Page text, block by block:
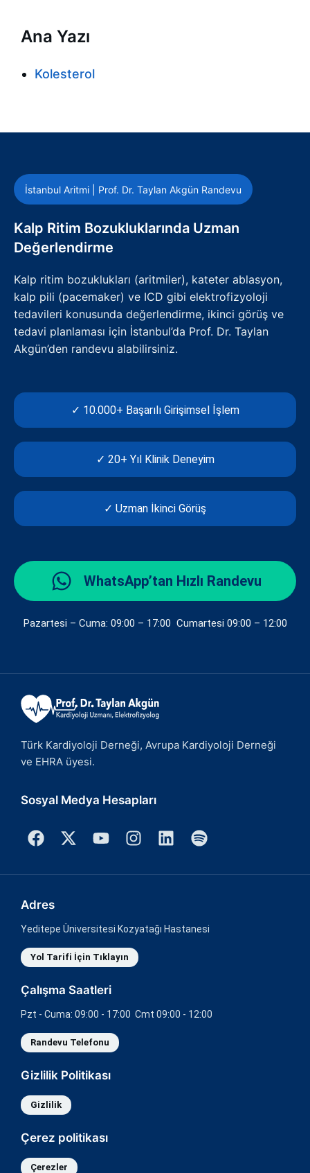
Ana Yazı
Kolesterol
İstanbul Aritmi | Prof. Dr. Taylan Akgün Randevu
Kalp Ritim Bozukluklarında Uzman
Değerlendirme
Kalp ritim bozuklukları (aritmiler), kateter ablasyon,
kalp pili (pacemaker) ve ICD gibi elektrofizyoloji
tedavileri konusunda değerlendirme, ikinci görüş ve
tedavi planlaması için İstanbul’da Prof. Dr. Taylan
Akgün’den randevu alabilirsiniz.
✓ 10.000+ Başarılı Girişimsel İşlem
✓ 20+ Yıl Klinik Deneyim
✓ Uzman İkinci Görüş
WhatsApp’tan Hızlı Randevu
Pazartesi – Cuma: 09:00 – 17:00 Cumartesi 09:00 – 12:00
Türk Kardiyoloji Derneği, Avrupa Kardiyoloji Derneği
ve EHRA üyesi.
Sosyal Medya Hesapları
Adres
Yeditepe Üniversitesi Kozyatağı Hastanesi
Yol Tarifi İçin Tıklayın
Çalışma Saatleri
Pzt - Cuma: 09:00 - 17:00 Cmt 09:00 - 12:00
Randevu Telefonu
Gizlilik Politikası
Gizlilik
Çerez politikası
Çerezler